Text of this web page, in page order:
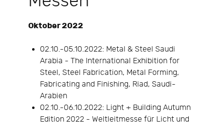
Oktober 2022
02.10.-05.10.2022: Metal & Steel Saudi
Arabia - The International Exhibition for
Steel, Steel Fabrication, Metal Forming,
Fabricating and Finishing, Riad, Saudi-
Arabien
02.10.-06.10.2022: Light + Building Autumn
Edition 2022 - Weltleitmesse für Licht und